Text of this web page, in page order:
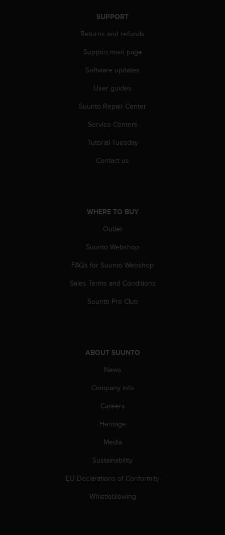
SUPPORT
Returns and refunds
Support main page
Software updates
User guides
Suunto Repair Center
Service Centers
Tutorial Tuesday
Contact us
WHERE TO BUY
Outlet
Suunto Webshop
FAQs for Suunto Webshop
Sales Terms and Conditions
Suunto Pro Club
ABOUT SUUNTO
News
Company info
Careers
Heritage
Media
Sustainability
EU Declarations of Conformity
Whistleblowing